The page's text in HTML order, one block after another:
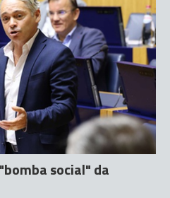
social" da